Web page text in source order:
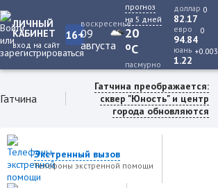
ЛИЧНЫЙ
КАБИНЕТ
вход на сайт
16+
воскресенье
09
августа
прогноз
на 5 дней
20
oC
пасмурно
доллар
82.17
0
евро
94.84
0
юань
1.22
+0.003
Гатчина
Гатчина преображается:
сквер "Юность" и центр
города обновляются
Экстренный вызов
Телефоны экстренной помощи